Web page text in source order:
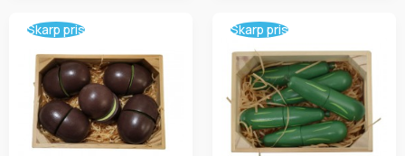
Skarp pris Skarp pris